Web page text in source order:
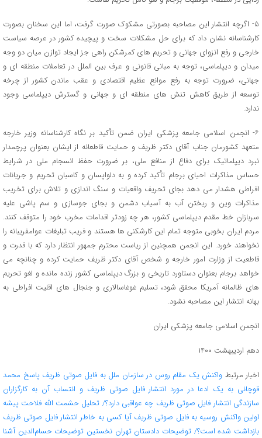
۵- اگرچه انتشار این مصاحبه بصورتى مشکوک صورت گرفت، اما این سخنان بصورت
کارشناسانه نشان داد که براى حل مشکلات سخت و پیچیده کشور در عرصه سیاست
خارجى و رفع انزواى جهانى و تحریم هاى کمرشکن راهى جز ایجاد توازن میان دو وجه
میدان و دیپلماسى، توجه به مبانى قانونى و عرف بین الملل در تعاملات منطقه اى و
جهانى، ضرورت توجه به رفع موانع عظیم اقتصادى و عقب ماندن کشور از چرخه
توسعه از طریق کاهش تنش هاى منطقه اى و جهانى و گسترش دیپلماسى وجود
ندارد.
۶- انجمن اسلامى جامعه پزشکى ایران ضمن تأکید بر نگاه کارشناسانه وزیر خارجه
متعهد کشورمان جناب آقاى دکتر ظریف و حمایت قاطعانه از ایشان بعنوان پرچمدار
نبرد دیپلماتیک براى دفاع از منافع ملى، بر ضرورت حفظ انسجام ملى در شرایط
حساس مذاکرات احیاى برجام تأکید کرده و به دلواپسان و کاسبان تحریم و جریانات
افراطى هشدار مى دهد بجای تحریف واقعیات و سنگ اندازى و تلاش براى تخریب
مذاکرات وین و ریختن آب به آسیاب دشمن و بجاى جوسازى و سم پاشى علیه
سربازان خط مقدم دیپلماسى کشور، هر چه زودتر اقدامات مخرب خود را متوقف کنند.
مردم ایران بخوبى متوجه تمام این کارشکنى ها هستند و فریب تبلیغات عوامفریبانه را
نخواهند خورد. این انجمن همچنین از ریاست محترم جمهور انتظار دارد که با قدرت و
قاطعیت از وزارت امور خارجه و شخص آقاى دکتر ظریف حمایت کرده و چنانچه مى
خواهد برجام بعنوان دستاورد تاریخى و بزرگ دیپلماسى کشور زنده مانده و لغو تحریم
هاى ظالمانه آمریکا محقق شود، تسلیم غوغاسالارى و جنجال هاى اقلیت افراطى به
بهانه انتشار این مصاحبه نشود.
انجمن اسلامى جامعه پزشکى ایران
دهم اردیبهشت ١۴٠٠
اخبار مرتبط واکنش یک مقام روس در سازمان ملل به فایل صوتی ظریفپاسخ محمد
قوچانی به یک ادعا در مورد انتشار فایل صوتی ظریف و انتساب آن به کارگزاران
سازندگی انتشار فایل صوتی ظریف چه عواقبی دارد؟/ تحلیل حشمت الله فلاحت پیشه
اولین واکنش روسیه به فایل صوتی ظریفآیا کسی به خاطر انتشار فایل صوتی ظریف
بازداشت شده است؟/ توضیحات دادستان تهران نخستین توضیحات حسام‌الدین آشنا